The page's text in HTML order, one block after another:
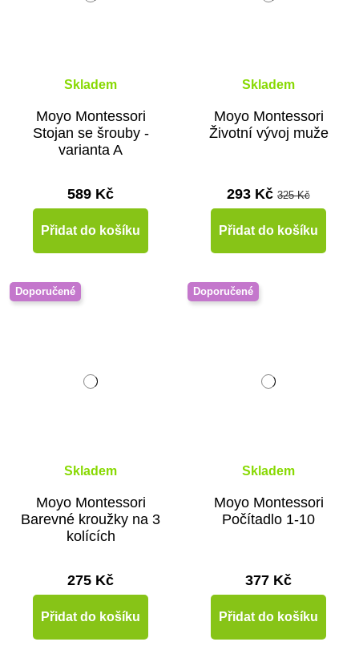
Skladem
Moyo Montessori
Stojan se šrouby -
varianta A
589 Kč
Přidat do košíku
Skladem
Moyo Montessori
Životní vývoj muže
293 Kč 325 Kč
Přidat do košíku
Doporučené
Skladem
Moyo Montessori
Barevné kroužky na 3
kolících
275 Kč
Přidat do košíku
Doporučené
Skladem
Moyo Montessori
Počítadlo 1-10
377 Kč
Přidat do košíku